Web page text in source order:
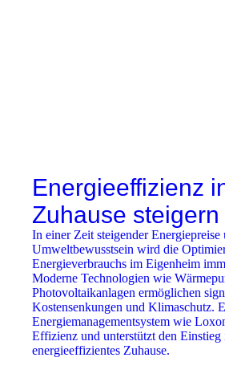
Energieeffizienz
Zuhause steigern
In einer Zeit steigender Energiepreise
Umweltbewusstsein wird die
Energieverbrauchs im Eigenheim
Moderne Technologien wie
Photovoltaikanlagen ermöglichen
Kostensenkungen und Klimaschutz.
Energiemanagementsystem wie
Effizienz und unterstützt den Einstieg
energieeffizientes Zuhause.